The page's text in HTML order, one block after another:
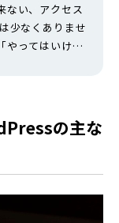
ない、アクセス
少なくありませ
やってはいけな
ページを作る
の主な